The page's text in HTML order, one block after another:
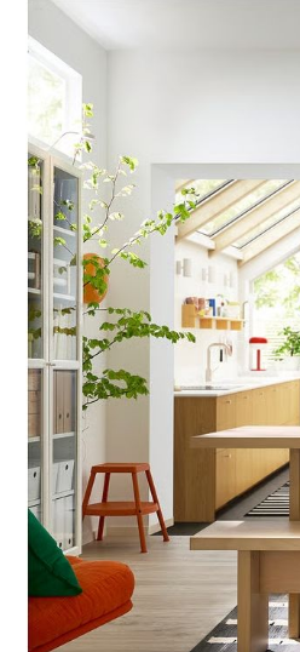
RELACIONADAS
La mesa de madera de Ikea
que es perfecta para tu casa:
"Son muy cómodas y quedan
genial"